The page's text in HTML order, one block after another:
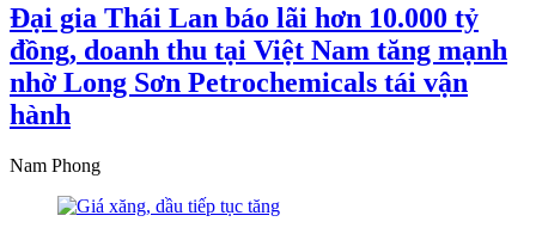
Đại gia Thái Lan báo lãi hơn 10.000 tỷ
đồng, doanh thu tại Việt Nam tăng mạnh
nhờ Long Sơn Petrochemicals tái vận
hành
Nam Phong